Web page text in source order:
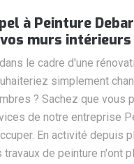
à Peinture
murs intérieurs
le cadre d'une
simplement
? Sachez que vous
de notre entreprise
En activité depuis
travaux de peinture n'ont